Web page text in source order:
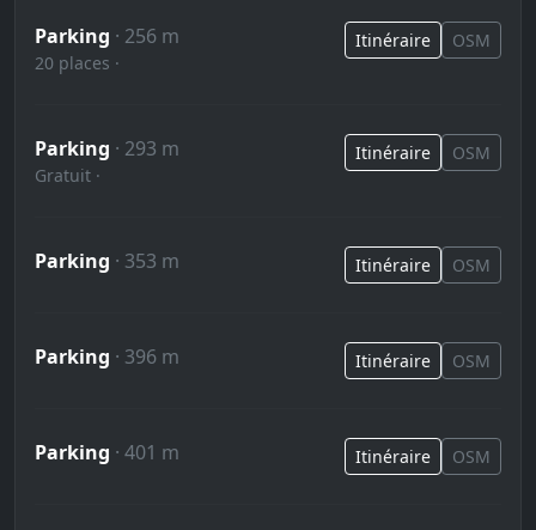
Parking · 256 m
20 places ·
Itinéraire OSM
Parking · 293 m
Gratuit ·
Itinéraire OSM
Parking · 353 m Itinéraire OSM
Parking · 396 m Itinéraire OSM
Parking · 401 m Itinéraire OSM